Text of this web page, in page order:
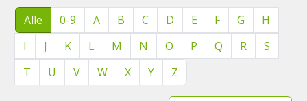
Alle 0-9 A B C D E F G
H
I
J K L M N O P Q R
S
T
U V W X Y Z